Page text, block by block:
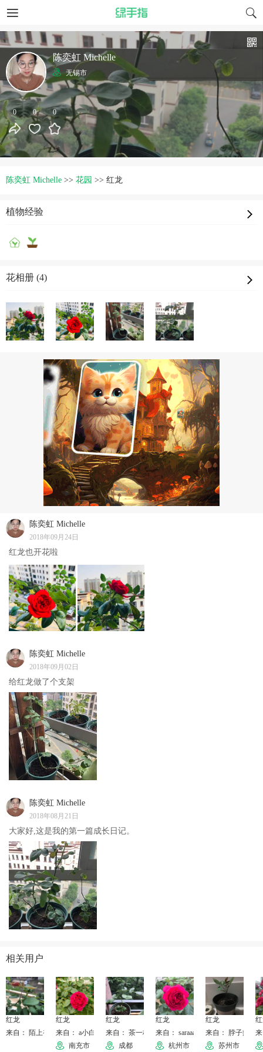
0 0 0
陈奕虹 Michelle
无锡市
陈奕虹 Michelle >> 花园 >> 红龙
植物经验
花相册 (4)
陈奕虹 Michelle
2018年09月24日
红龙也开花啦
陈奕虹 Michelle
2018年09月02日
给红龙做了个支架
陈奕虹 Michelle
2018年08月21日
大家好,这是我的第一篇成长日记。
相关用户
红龙
来自： 陌上初薰💁🏻 🍒🌺🍓
红龙
来自： a小白
南充市
红龙
来自： 茶一杯
成都
红龙
来自： saraaa
杭州市
红龙
来自： 脖子疼的
苏州市